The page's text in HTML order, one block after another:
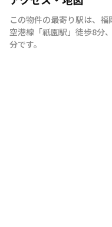
この物件の最寄り駅は、 福
空港線 「祇園駅 」 徒歩8分、
分です。